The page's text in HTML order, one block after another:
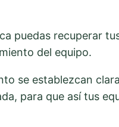
puedas recuperar
del equipo.
se establezcan
para que así tus